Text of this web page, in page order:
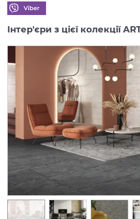
Інтер'єри з цієї колекції